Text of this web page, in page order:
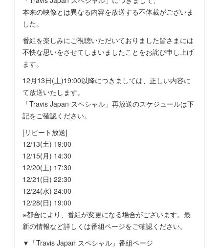
本来の映像とは異なる内容を放送する不体裁がございま
した。
番組を楽しみにご視聴いただいておりました皆さまには
不快な思いをさせてしまいましたことをお詫び申し上げ
ます。
12月13日(土)19:00以降につきましては、正しい内容に
て放送いたします。
「Travis Japan スペシャル」再放送のスケジュールは下
記をご確認ください。
[リピート放送]
12/13(土) 19:00
12/15(月) 14:30
12/20(土) 17:30
12/21(日) 22:30
12/24(水) 24:00
12/28(日) 19:00
※都合により、番組が変更になる場合がございます。最
新の情報など詳しくは番組ページをご確認ください。
▼「Travis Japan スペシャル」番組ページ